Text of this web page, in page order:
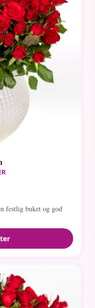
festlig buket og god